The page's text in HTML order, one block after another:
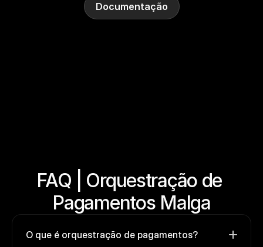
Documentação
FAQ | Orquestração de
Pagamentos Malga
O que é orquestração de pagamentos?